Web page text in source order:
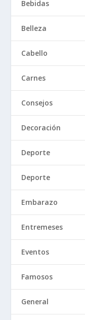
Bebidas
Belleza
Cabello
Carnes
Consejos
Decoración
Deporte
Deporte
Embarazo
Entremeses
Eventos
Famosos
General